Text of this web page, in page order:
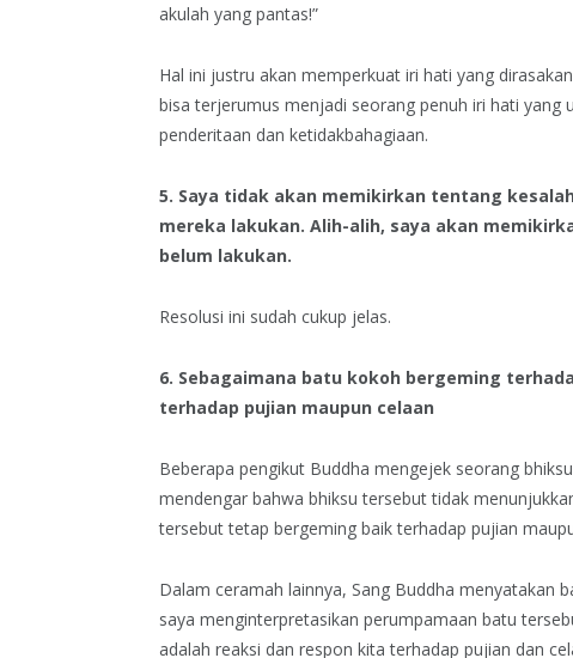
akulah yang pantas!”
Hal ini justru akan memperkuat iri hati yang
bisa terjerumus menjadi seorang penuh iri hati yang
penderitaan dan ketidakbahagiaan.
5. Saya tidak akan memikirkan tentang
mereka lakukan. Alih-alih, saya akan
belum lakukan.
Resolusi ini sudah cukup jelas.
6. Sebagaimana batu kokoh bergeming
terhadap pujian maupun celaan
Beberapa pengikut Buddha mengejek seorang
mendengar bahwa bhiksu tersebut tidak
tersebut tetap bergeming baik terhadap pujian
Dalam ceramah lainnya, Sang Buddha menyatakan
saya menginterpretasikan perumpamaan batu
adalah reaksi dan respon kita terhadap pujian dan